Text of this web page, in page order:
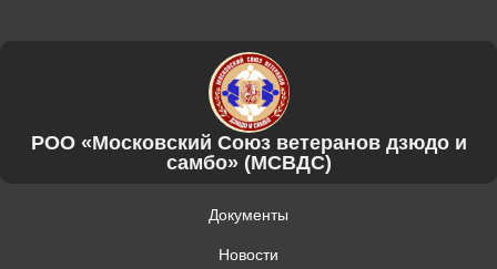
РОО «Московский Союз ветеранов дзюдо и
самбо» (МСВДС)
Документы
Новости